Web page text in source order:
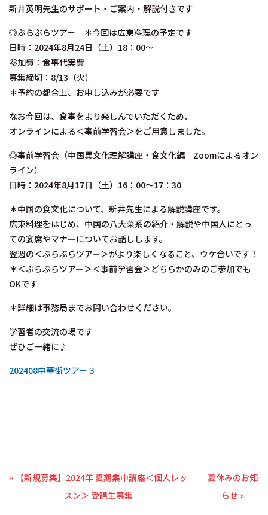
新井英明先生のサポート・ご案内・解説付きです
◎ぶらぶらツアー ＊今回は広東料理の予定です
日時：2024年8月24日（土）18：00～
参加費：食事代実費
募集締切：8/13（火）
＊予約の都合上、お申し込みが必要です
なお今回は、食事をより楽しんでいただくため、
オンラインによる＜事前学習会＞をご用意しました。
◎事前学習会（中国異文化理解講座・食文化編 Zoomによるオン
ライン）
日時：2024年8月17日（土）16：00～17：30
＊中国の食文化について、新井先生による解説講座です。
広東料理をはじめ、中国の八大菜系の紹介・解説や中国人にとっ
ての宴席やマナーについてお話しします。
翌週の＜ぶらぶらツアー＞がより楽しくなること、ウケ合いです！
＊＜ぶらぶらツアー＞＜事前学習会＞どちらかのみのご参加でも
OKです
＊詳細は事務局までお問い合わせください。
学習者の交流の場です
ぜひご一緒に♪
202408中華街ツアー３
« 【新規募集】2024年 夏期集中講座＜個人レッ
スン＞ 受講生募集
夏休みのお知
らせ »